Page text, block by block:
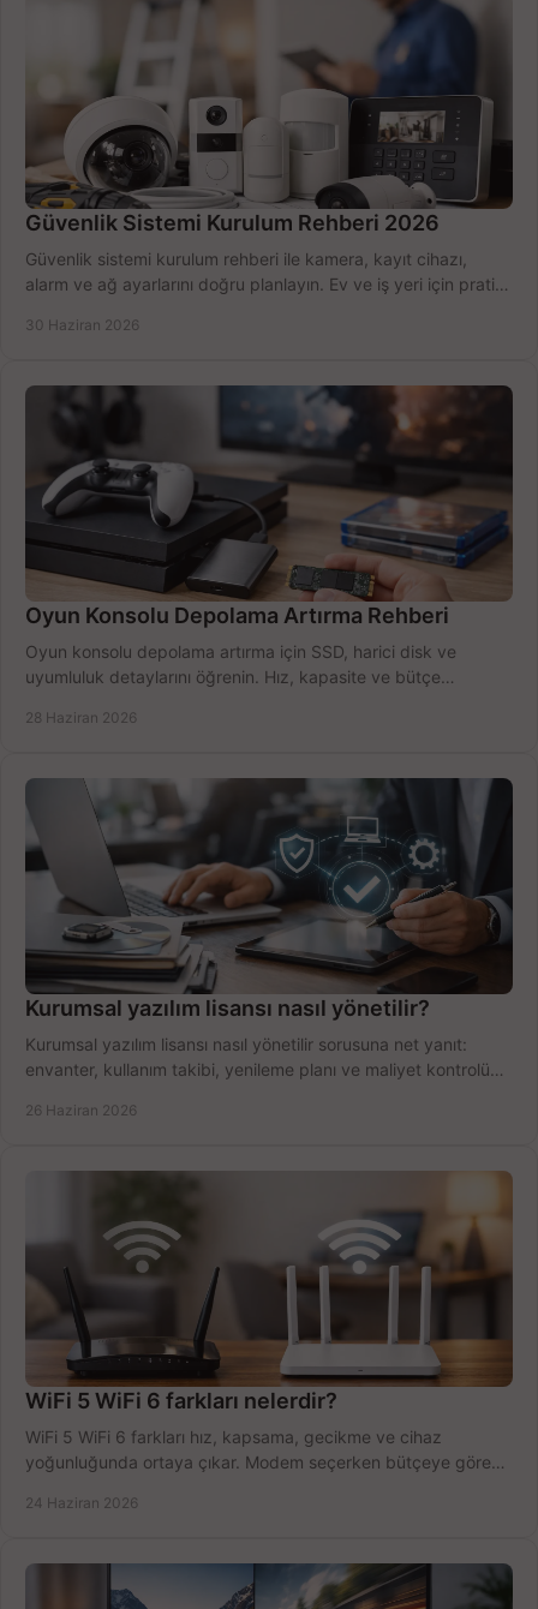
Güvenlik Sistemi Kurulum Rehberi 2026
Güvenlik sistemi kurulum rehberi ile kamera, kayıt cihazı,
alarm ve ağ ayarlarını doğru planlayın. Ev ve iş yeri için pratik
30 Haziran 2026
Oyun Konsolu Depolama Artırma Rehberi
Oyun konsolu depolama artırma için SSD, harici disk ve
uyumluluk detaylarını öğrenin. Hız, kapasite ve bütçe
28 Haziran 2026
Kurumsal yazılım lisansı nasıl yönetilir?
Kurumsal yazılım lisansı nasıl yönetilir sorusuna net yanıt:
envanter, kullanım takibi, yenileme planı ve maliyet kontrolü
26 Haziran 2026
WiFi 5 WiFi 6 farkları nelerdir?
WiFi 5 WiFi 6 farkları hız, kapsama, gecikme ve cihaz
yoğunluğunda ortaya çıkar. Modem seçerken bütçeye göre
24 Haziran 2026